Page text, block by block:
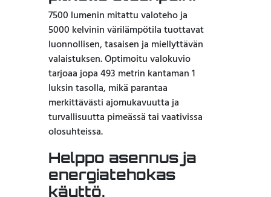
7500 lumenin mitattu valoteho ja
5000 kelvinin värilämpötila tuottavat
luonnollisen, tasaisen ja miellyttävän
valaistuksen. Optimoitu valokuvio
tarjoaa jopa 493 metrin kantaman 1
luksin tasolla, mikä parantaa
merkittävästi ajomukavuutta ja
turvallisuutta pimeässä tai vaativissa
olosuhteissa.
Helppo asennus ja
energiatehokas
käyttö.